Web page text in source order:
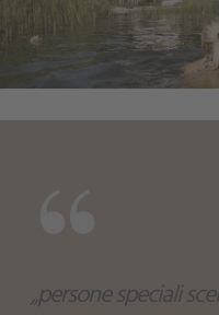
“
„persone speciali